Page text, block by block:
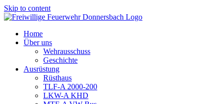
Skip to content
Home
Über uns
Wehrausschuss
Geschichte
Ausrüstung
Rüsthaus
TLF-A 2000-200
LKW-A KHD